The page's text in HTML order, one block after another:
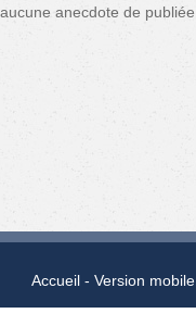
anecdote de publiée.
Accueil Version mobile